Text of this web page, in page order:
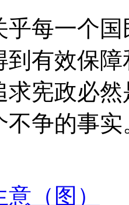
乎每一个
到有效保
求宪政必
不争的事实
（图）